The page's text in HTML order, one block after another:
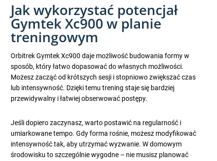
Jak wykorzystać potencjał
Gymtek Xc900 w planie
treningowym
Orbitrek Gymtek Xc900 daje możliwość budowania formy w
sposób, który łatwo dopasować do własnych możliwości.
Możesz zacząć od krótszych sesji i stopniowo zwiększać czas
lub intensywność. Dzięki temu trening staje się bardziej
przewidywalny i łatwiej obserwować postępy.
Jeśli dopiero zaczynasz, warto postawić na regularność i
umiarkowane tempo. Gdy forma rośnie, możesz modyfikować
intensywność tak, aby utrzymać wyzwanie. W domowym
środowisku to szczególnie wygodne – nie musisz planować